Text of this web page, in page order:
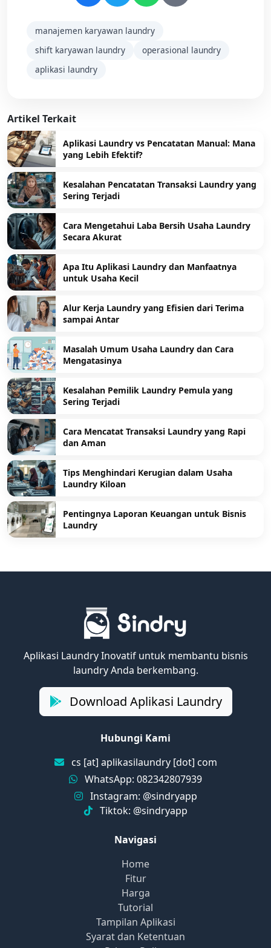
manajemen karyawan laundry
shift karyawan laundry
operasional laundry
aplikasi laundry
Artikel Terkait
Aplikasi Laundry vs Pencatatan Manual: Mana
yang Lebih Efektif?
Kesalahan Pencatatan Transaksi Laundry yang
Sering Terjadi
Cara Mengetahui Laba Bersih Usaha Laundry
Secara Akurat
Apa Itu Aplikasi Laundry dan Manfaatnya
untuk Usaha Kecil
Alur Kerja Laundry yang Efisien dari Terima
sampai Antar
Masalah Umum Usaha Laundry dan Cara
Mengatasinya
Kesalahan Pemilik Laundry Pemula yang
Sering Terjadi
Cara Mencatat Transaksi Laundry yang Rapi
dan Aman
Tips Menghindari Kerugian dalam Usaha
Laundry Kiloan
Pentingnya Laporan Keuangan untuk Bisnis
Laundry
Aplikasi Laundry Inovatif untuk membantu bisnis
laundry Anda berkembang.
Download Aplikasi Laundry
Hubungi Kami
cs [at] aplikasilaundry [dot] com
WhatsApp: 082342807939
Instagram: @sindryapp
Tiktok: @sindryapp
Navigasi
Home
Fitur
Harga
Tutorial
Tampilan Aplikasi
Syarat dan Ketentuan